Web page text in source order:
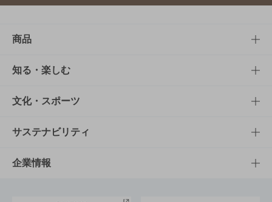
商品
商品TOP
商品一覧
商品発売情報
栄養成分一覧
知る・楽しむ
知る・楽しむTOP
キャンペーン
工場見学
文化・スポーツ
文化・スポーツTOP
サントリーホール
サステナビリティ
サステナビリティTOP
企業情報